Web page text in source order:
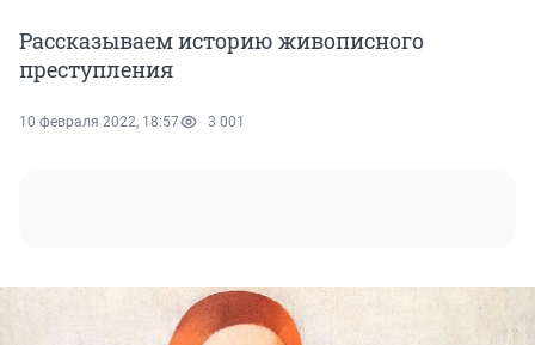
Рассказываем историю живописного
преступления
10 февраля 2022, 18:57 3 001